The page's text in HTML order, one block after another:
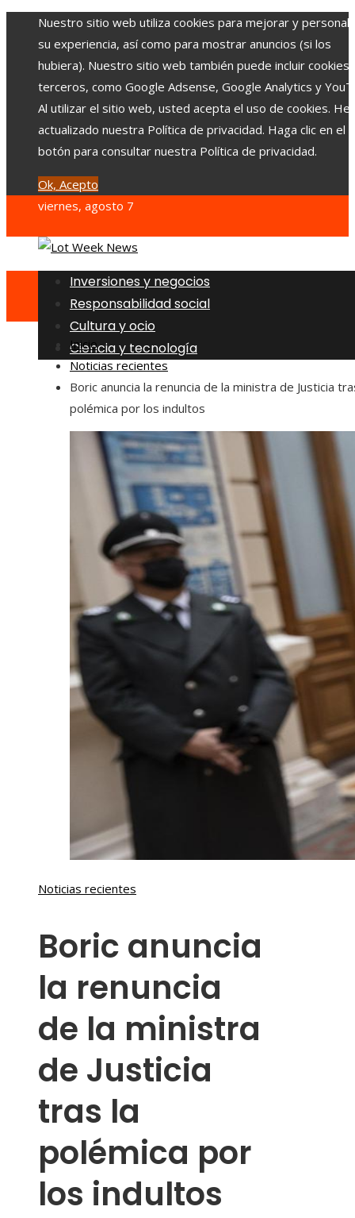
Nuestro sitio web utiliza cookies para mejorar y
su experiencia, así como para mostrar anuncios (si los
hubiera). Nuestro sitio web también puede incluir cookies
terceros, como Google Adsense, Google Analytics y
Al utilizar el sitio web, usted acepta el uso de cookies.
actualizado nuestra Política de privacidad. Haga clic en el
botón para consultar nuestra Política de privacidad.
Ok, Acepto
viernes, agosto 7
Inversiones y negocios
Responsabilidad social
Cultura y ocio
Ciencia y tecnología
Inicio
Noticias recientes
Boric anuncia la renuncia de la ministra de Justicia
polémica por los indultos
Noticias recientes
Boric anuncia
la renuncia
de la ministra
de Justicia
tras la
polémica por
los indultos